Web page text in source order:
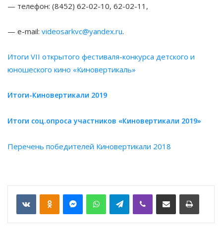
— телефон: (8452) 62-02-10, 62-02-11,
— e-mail: videosarkvc@yandex.ru.
Итоги VII открытого фестиваля-конкурса детского и
юношеского кино «Киновертикаль»
Итоги-Киновертикали 2019
Итоги соц.опроса участников «Киновертикали 2019»
Перечень победителей Киновертикали 2018
VKontakte WhatsApp Telegram